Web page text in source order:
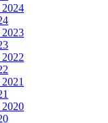
2024
2023
2020